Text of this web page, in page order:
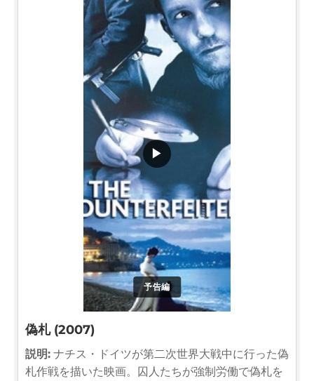
予告編
▶
偽札 (2007)
説明: ナチス・ドイツが第二次世界大戦中に行った偽
札作戦を描いた映画。囚人たちが強制労働で偽札を